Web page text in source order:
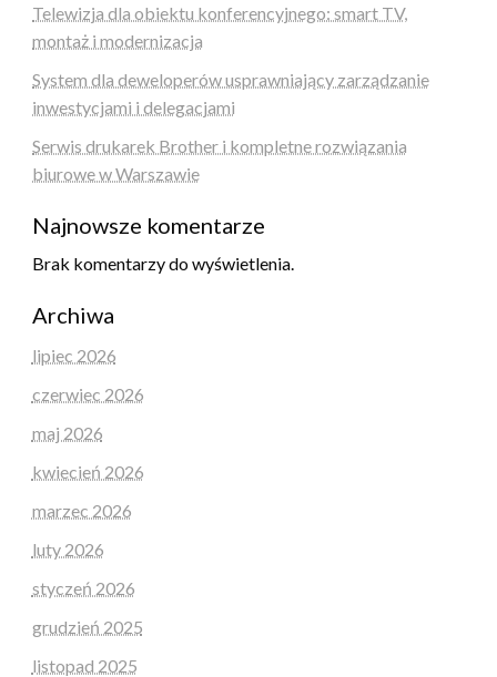
Telewizja dla obiektu konferencyjnego: smart TV,
montaż i modernizacja
System dla deweloperów usprawniający zarządzanie
inwestycjami i delegacjami
Serwis drukarek Brother i kompletne rozwiązania
biurowe w Warszawie
Najnowsze komentarze
Brak komentarzy do wyświetlenia.
Archiwa
lipiec 2026
czerwiec 2026
maj 2026
kwiecień 2026
marzec 2026
luty 2026
styczeń 2026
grudzień 2025
listopad 2025